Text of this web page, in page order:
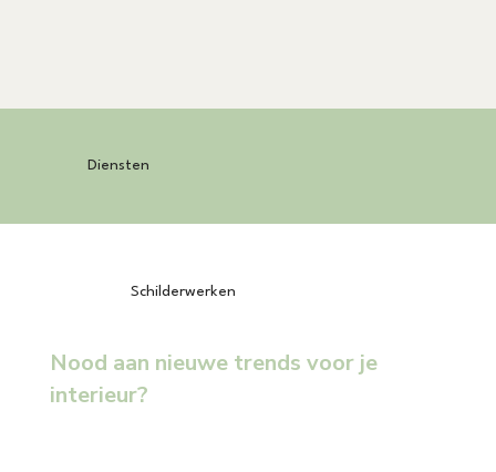
​​Diensten
Schilderwerken
Nood aan nieuwe trends voor je
interieur?